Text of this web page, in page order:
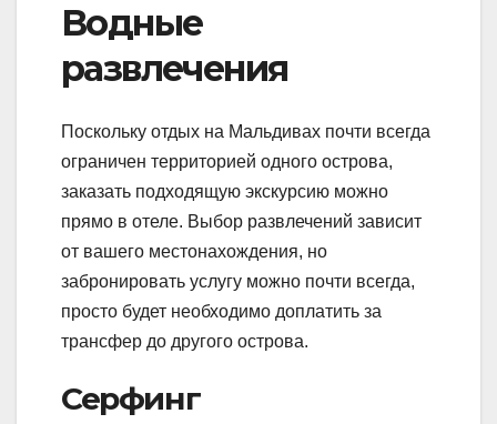
Водные
развлечения
Поскольку отдых на Мальдивах почти всегда
ограничен территорией одного острова,
заказать подходящую экскурсию можно
прямо в отеле. Выбор развлечений зависит
от вашего местонахождения, но
забронировать услугу можно почти всегда,
просто будет необходимо доплатить за
трансфер до другого острова.
Серфинг